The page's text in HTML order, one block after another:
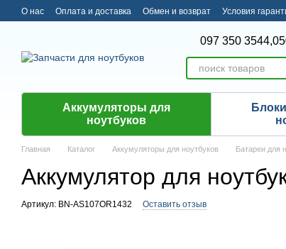
Перейти к основному контенту
О нас Оплата и доставка Обмен и возврат Условия
097 350 3544,
Аккумуляторы для
ноутбуков
Главная Каталог Аккумуляторы для ноутбуков Батареи для
Аккумулятор для
Артикул: BN-AS107OR1432 Оставить отзыв